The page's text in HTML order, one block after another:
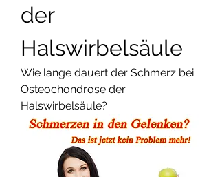
der
Halswirbelsäule
Wie lange dauert der Schmerz bei
Osteochondrose der
Halswirbelsäule?